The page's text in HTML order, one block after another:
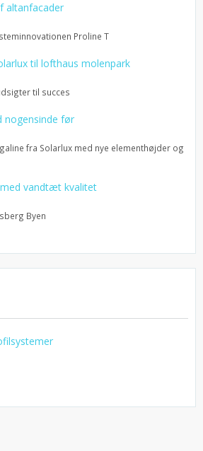
altanfacader
Proline T
til lofthaus molenpark
til succes
nogensinde før
fra Solarlux med nye elementhøjder og
vandtæt kvalitet
Byen